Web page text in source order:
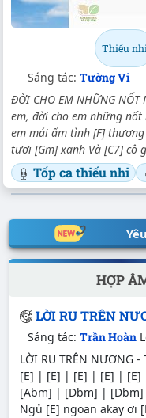
Thiếu
Sáng tác: Tường Vi
ĐỜI CHO EM NHỮNG
em, đời cho em những nốt
em mái ấm tình [F]
tươi [Gm] xanh Và [C7] cô
Tốp ca thiếu nhi
HỢP
LỜI RU TRÊN
Sáng tác: Trần Hoàn
LỜI RU TRÊN NƯƠNG
[E] | [E] | [E] | [E] |
[Abm] | [Dbm] |
Ngủ [E] ngoan akay ơi